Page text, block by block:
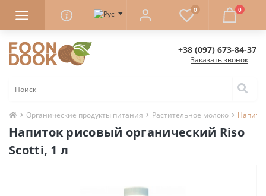
0 0
+38 (097) 673-84-37
Заказать звонок
Органические продукты питания Растительное молоко
Напиток рисовый органический Riso
Scotti, 1 л